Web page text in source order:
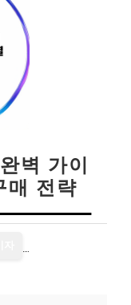
벽 가이
매 전략